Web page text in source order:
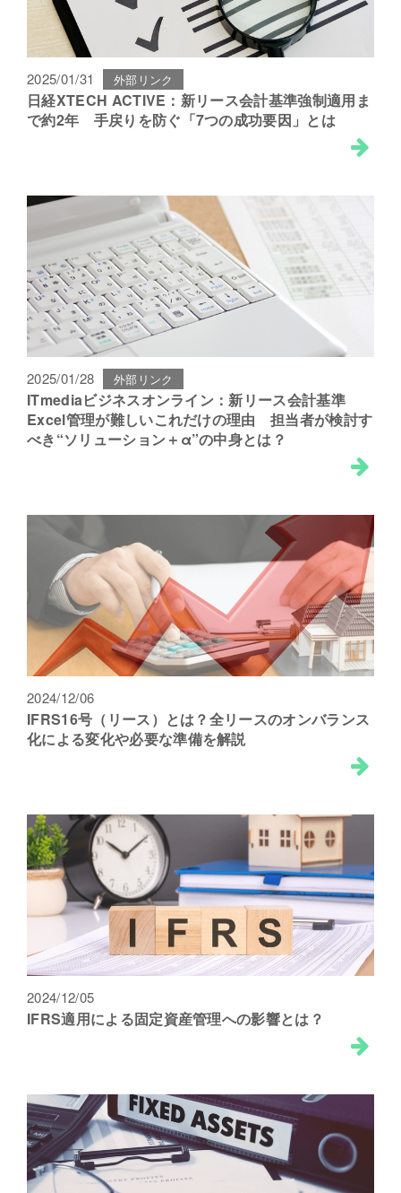
2025/01/31 外部リンク
日経XTECH ACTIVE：新リース会計基準強制適用ま
で約2年 手戻りを防ぐ「7つの成功要因」とは
2025/01/28 外部リンク
ITmediaビジネスオンライン：新リース会計基準
Excel管理が難しいこれだけの理由 担当者が検討す
べき“ソリューション＋α”の中身とは？
2024/12/06
IFRS16号（リース）とは？全リースのオンバランス
化による変化や必要な準備を解説
2024/12/05
IFRS適用による固定資産管理への影響とは？